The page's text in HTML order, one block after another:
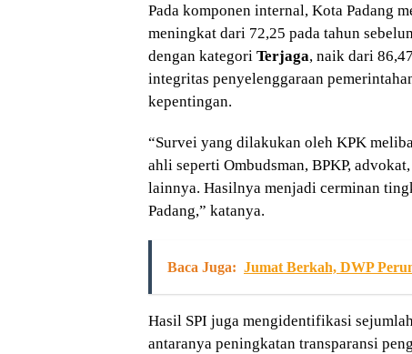
Pada komponen internal, Kota Padang
meningkat dari 72,25 pada tahun
dengan kategori Terjaga, naik dari
integritas penyelenggaraan
kepentingan.
“Survei yang dilakukan oleh KPK
ahli seperti Ombudsman, BPKP,
lainnya. Hasilnya menjadi cerminan
Padang,” katanya.
Baca Juga: Jumat Berkah, DWP
Hasil SPI juga mengidentifikasi
antaranya peningkatan transparansi